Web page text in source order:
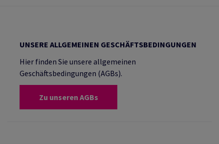
UNSERE ALLGEMEINEN GESCHÄFTSBEDINGUNGEN
Hier finden Sie unsere allgemeinen
Geschäftsbedingungen (AGBs).
Zu unseren AGBs